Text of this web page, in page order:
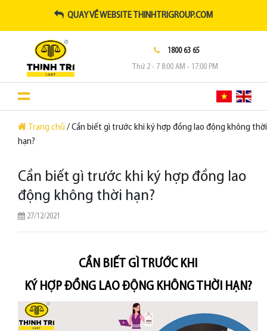
QUAY VỀ WEBSITE THINHTRIGROUP.COM
1800 63 65
Thứ 2 - 7 8:00 AM - 17:00 PM
Trang chủ / Cần biết gì trước khi ký hợp đồng lao động không thời
hạn?
Cần biết gì trước khi ký hợp đồng lao
động không thời hạn?
27/12/2021
CẦN BIẾT GÌ TRƯỚC KHI
KÝ HỢP ĐỒNG LAO ĐỘNG KHÔNG THỜI HẠN?